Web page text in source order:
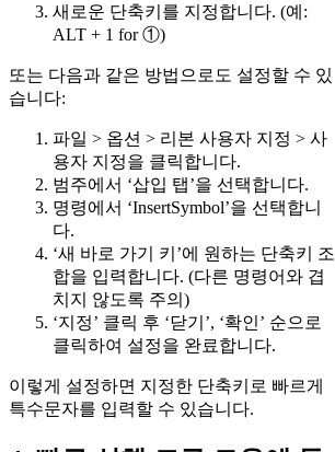
새로운 단축키를 지정합니다. (예:
ALT + 1 for ①)
또는 다음과 같은 방법으로도 설정할 수 있
습니다:
파일 > 옵션 > 리본 사용자 지정 > 사
용자 지정을 클릭합니다.
범주에서 ‘삽입 탭’을 선택합니다.
명령에서 ‘InsertSymbol’을 선택합니
다.
‘새 바로 가기 키’에 원하는 단축키 조
합을 입력합니다. (다른 명령어와 겹
치지 않도록 주의)
‘지정’ 클릭 후 ‘닫기’, ‘확인’ 순으로
클릭하여 설정을 완료합니다.
이렇게 설정하면 지정한 단축키로 빠르게
특수문자를 입력할 수 있습니다.